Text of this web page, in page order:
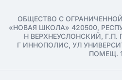
ОБЩЕСТВО С
«НОВАЯ ШКОЛА» 420500,
Н ВЕРХНЕУСЛОНСКИЙ,
Г ИННОПОЛИС, УЛ
ПОМЕЩ.